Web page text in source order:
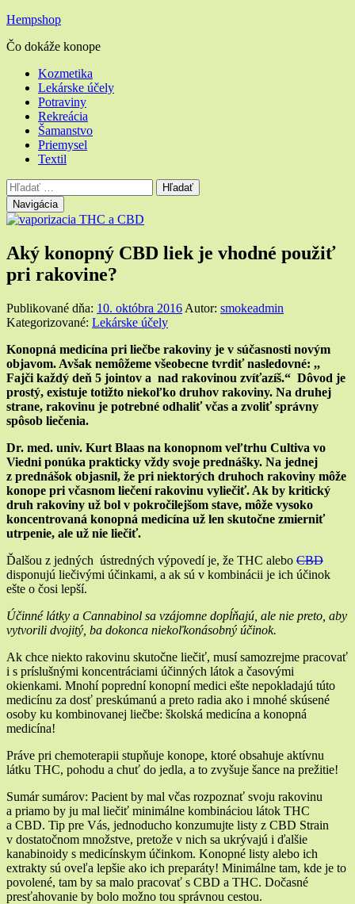
Hempshop
Čo dokáže konope
Hlavné
menu
Kozmetika
Lekárske účely
Potraviny
Rekreácia
Šamanstvo
Priemysel
Textil
Vyhľadávanie
Hľadať:
Navigácia
Aký konopný CBD liek je vhodné použiť
pri rakovine?
Publikované dňa: 10. októbra 2016 Autor: smokeadmin
Kategorizované: Lekárske účely
Konopná medicína pri liečbe rakoviny je v súčasnosti novým
objavom. Avšak nemôžeme všeobecne tvrdiť nasledovné: ,,
Fajči každý deň 5 jointov a nad rakovinou zvíťazíš.“ Dôvod je
prostý, existuje totižto niekoľko druhov rakoviny. Na druhej
strane, rakovinu je potrebné odhaliť včas a zvoliť správny
spôsob liečenia.
Dr. med. univ. Kurt Blaas na konopnom veľtrhu Cultiva vo
Viedni ponúka prakticky vždy svoje prednášky. Na jednej
z prednášok objasnil, že pri niektorých druhoch rakoviny môže
konope pri včasnom liečení rakovinu vyliečiť. Ak by kritický
druh rakoviny už bol v pokročilejšom stave, môže vysoko
koncentrovaná konopná medicína už len skutočne zmierniť
utrpenie, ale už nie liečiť.
Ďalšou z jedných ústredných výpovedí je, že THC alebo CBD
disponujú liečivými účinkami, a ak sú v kombinácii je ich účinok
ešte o čosi lepší.
Účinné látky a Cannabinol sa vzájomne dopĺňajú, ale nie preto, aby
vytvorili dvojitý, ba dokonca niekoľkonásobný účinok.
Ak chce niekto rakovinu skutočne liečiť, musí samozrejme pracovať
i s príslušnými koncentráciami účinných látok a časovými
okienkami. Mnohí poprední konopní medici ešte nepokladajú túto
medicínu za dosť preskúmanú a preto radia ako i mnohé skúsené
osoby ku kombinovanej liečbe: školská medicína a konopná
medicína!
Práve pri chemoterapii stupňuje konope, ktoré obsahuje aktívnu
látku THC, pohodu a chuť do jedla, a to zvyšuje šance na prežitie!
Sumár sumárov: Pacient by mal včas rozpoznať svoju rakovinu
a priamo by ju mal liečiť minimálne kombináciou látok THC
a CBD. Tip pre Vás, jednoducho konzumujte listy z CBD Strain
v dostatočnom množstve, pretože v nich sa ukrývajú i ďalšie
kanabinoidy s medicínskym účinkom. Konopné listy alebo ich
extrakty sú oveľa lepšie ako ich preparáty! Minimálne tam, kde je to
povolené, tam by sa malo pracovať s CBD a THC. Dočasné
presťahovanie by bolo možno tou správnou cestou.